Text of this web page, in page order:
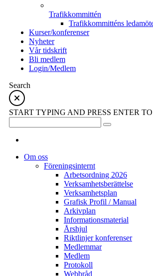
Trafikkommittén
Trafikkommitténs
Kurser/konferenser
Nyheter
Vår tidskrift
Bli medlem
Login/Medlem
Search
START TYPING AND PRESS ENTER
Om oss
Föreningsinternt
Arbetsordning 2026
Verksamhetsberättelse
Verksamhetsplan
Grafisk Profil / Manual
Arkivplan
Informationsmaterial
Årshjul
Riktlinjer konferenser
Medlemmar
Medlem
Protokoll
Webbråd